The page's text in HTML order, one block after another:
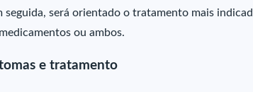
seguida, será orientado o tratamento mais
ou ambos.
e tratamento